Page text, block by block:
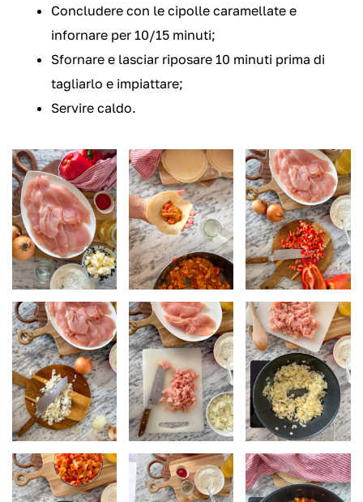
Concludere con le cipolle caramellate e
infornare per 10/15 minuti;
Sfornare e lasciar riposare 10 minuti prima di
tagliarlo e impiattare;
Servire caldo.